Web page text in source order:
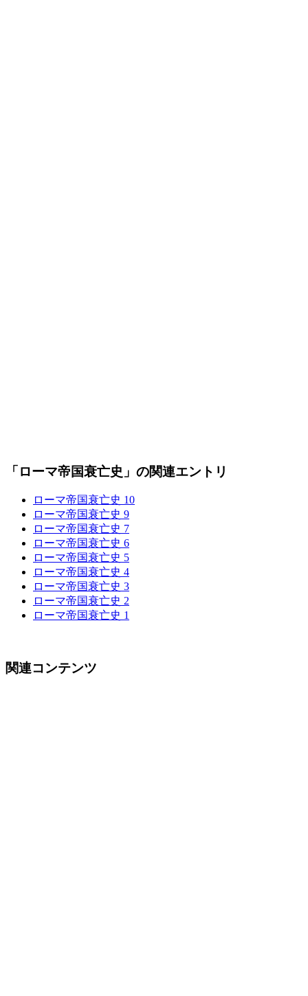
「ローマ帝国衰亡史」の関連エントリ
ローマ帝国衰亡史 10
ローマ帝国衰亡史 9
ローマ帝国衰亡史 7
ローマ帝国衰亡史 6
ローマ帝国衰亡史 5
ローマ帝国衰亡史 4
ローマ帝国衰亡史 3
ローマ帝国衰亡史 2
ローマ帝国衰亡史 1
関連コンテンツ